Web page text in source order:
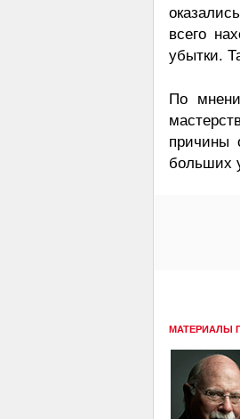
всего
убытки.
По
причины
больших
МАТЕРИАЛЫ